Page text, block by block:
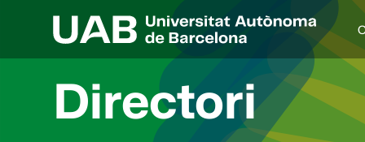
I
d
i
a
Directori